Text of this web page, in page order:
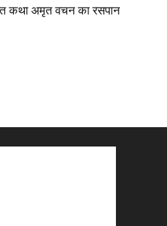
कथा अमृत वचन का रसपान